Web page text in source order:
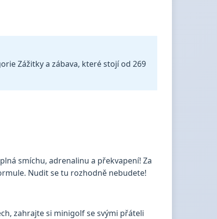
Zážitky a zábava, které stojí od 269
smíchu, adrenalinu a překvapení! Za
Nudit se tu rozhodně nebudete!
zahrajte si minigolf se svými přáteli